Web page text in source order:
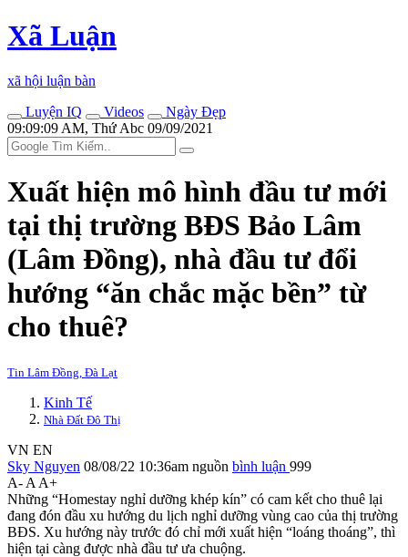
Xã Luận
xã hội luận bàn
Luyện IQ
Videos
Ngày Đẹp
09:09:09 AM, Thứ Abc 09/09/2021
Xuất hiện mô hình đầu tư mới
tại thị trường BĐS Bảo Lâm
(Lâm Đồng), nhà đầu tư đổi
hướng “ăn chắc mặc bền” từ
cho thuê?
Tin Lâm Đồng, Đà Lạt
Kinh Tế
Nhà Đất Đô Thị
VN EN
Sky Nguyen 08/08/22 10:36am nguồn bình luận 999
A- A A+
Những “Homestay nghỉ dưỡng khép kín” có cam kết cho thuê lại
đang đón đầu xu hướng du lịch nghỉ dưỡng vùng cao của thị trường
BĐS. Xu hướng này trước đó chỉ mới xuất hiện “loáng thoáng”, thì
hiện tại càng được nhà đầu tư ưa chuộng.